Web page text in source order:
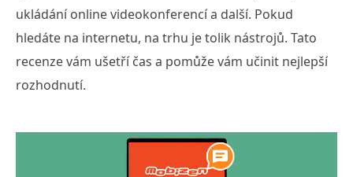
ukládání online videokonferencí a další. Pokud
hledáte na internetu, na trhu je tolik nástrojů. Tato
recenze vám ušetří čas a pomůže vám učinit nejlepší
rozhodnutí.